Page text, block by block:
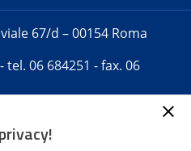
67/d – 00154 Roma
- tel. 06 684251 - fax. 06
telematica iscritta